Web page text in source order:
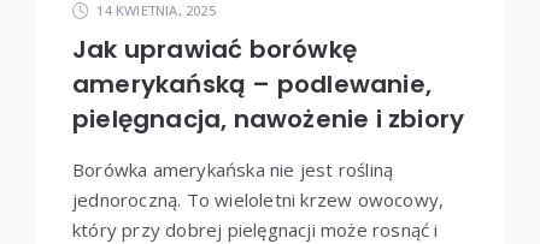
14 KWIETNIA, 2025
Jak uprawiać borówkę
amerykańską – podlewanie,
pielęgnacja, nawożenie i zbiory
Borówka amerykańska nie jest rośliną
jednoroczną. To wieloletni krzew owocowy,
który przy dobrej pielęgnacji może rosnąć i